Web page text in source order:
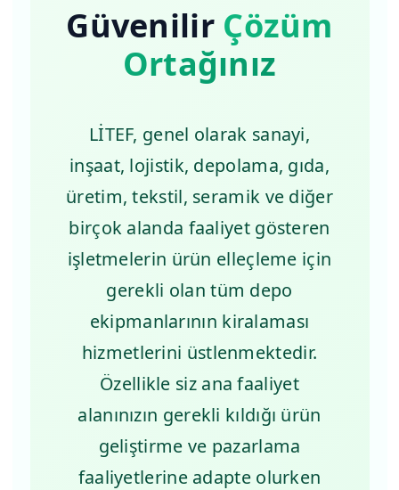
Güvenilir Çözüm
Ortağınız
LİTEF, genel olarak sanayi,
inşaat, lojistik, depolama, gıda,
üretim, tekstil, seramik ve diğer
birçok alanda faaliyet gösteren
işletmelerin ürün elleçleme için
gerekli olan tüm depo
ekipmanlarının kiralaması
hizmetlerini üstlenmektedir.
Özellikle siz ana faaliyet
alanınızın gerekli kıldığı ürün
geliştirme ve pazarlama
faaliyetlerine adapte olurken